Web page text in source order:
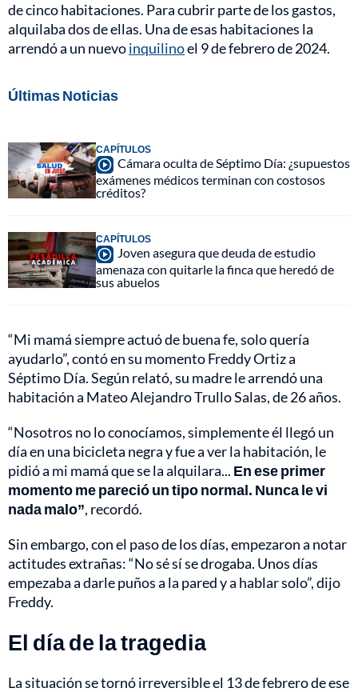
de cinco habitaciones. Para cubrir parte de los gastos,
alquilaba dos de ellas. Una de esas habitaciones la
arrendó a un nuevoinquilinoel 9 de febrero de 2024.
Últimas Noticias
CAPÍTULOS
Cámara oculta de Séptimo Día: ¿supuestos
exámenes médicos terminan con costosos
créditos?
CAPÍTULOS
Joven asegura que deuda de estudio
amenaza con quitarle la finca que heredó de
sus abuelos
“Mi mamá siempre actuó de buena fe, solo quería
ayudarlo”, contó en su momento Freddy Ortiz a
Séptimo Día. Según relató, su madre le arrendó una
habitación a Mateo Alejandro Trullo Salas, de 26 años.
“Nosotros no lo conocíamos, simplemente él llegó un
día en una bicicleta negra y fue a ver la habitación, le
pidió a mi mamá que se la alquilara... En ese primer
momento me pareció un tipo normal. Nunca le vi
nada malo”, recordó.
Sin embargo, con el paso de los días, empezaron a notar
actitudes extrañas: “No sé sí se drogaba. Unos días
empezaba a darle puños a la pared y a hablar solo”, dijo
Freddy.
El día de la tragedia
La situación se tornó irreversible el 13 de febrero de ese